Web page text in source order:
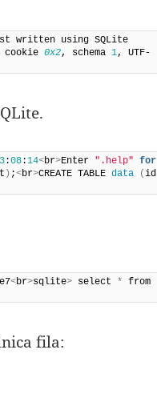
written using SQLite
cookie 0x2, schema 1, UTF-
:08:14<br>Enter ".help" for
) ;<br>CREATE TABLE data (id
<br>sqlite> select * from
fila: